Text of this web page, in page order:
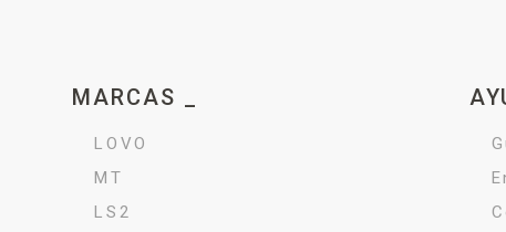
MARCAS _
LOVO
MT
LS2